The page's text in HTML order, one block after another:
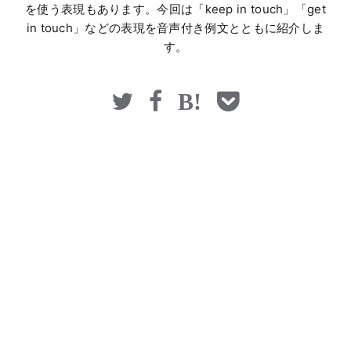
を使う表現もあります。今回は「keep in touch」「get
in touch」などの表現を音声付き例文とともに紹介しま
す。